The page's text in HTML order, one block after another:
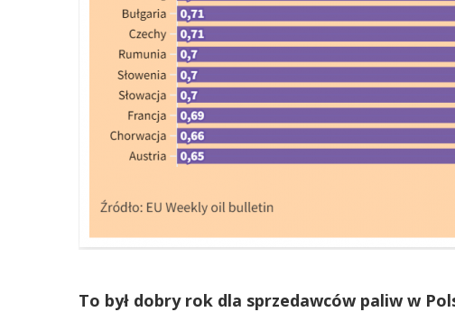
To był dobry rok dla sprzedawców paliw w